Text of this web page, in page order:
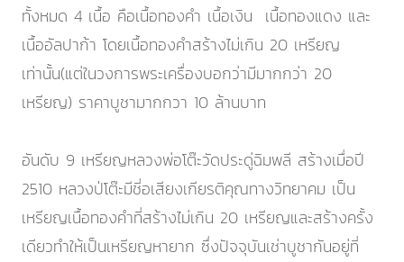
ทั้งหมด 4 เนื้อ คือเนื้อทองคำ เนื้อเงิน เนื้อทองแดง และ
เนื้ออัลปาก้า โดยเนื้อทองคำสร้างไม่เกิน 20 เหรียญ
เท่านั้น(แต่ในวงการพระเครื่องบอกว่ามีมากกว่า 20
เหรียญ) ราคาบูชามากกวา 10 ล้านบาท
อันดับ 9 เหรียญหลวงพ่อโต๊ะวัดประดู่ฉิมพลี สร้างเมื่อปี
2510 หลวงป่โต๊ะมีชี่อเสียงเกียรติคุณทางวิทยาคม เป็น
เหรียญเนื้อทองคำที่สร้างไม่เกิน 20 เหรียญและสร้างครั้ง
เดียวทำให้เป็นเหรียญหายาก ซึ่งปัจจุบันเช่าบูชากันอยู่ที่